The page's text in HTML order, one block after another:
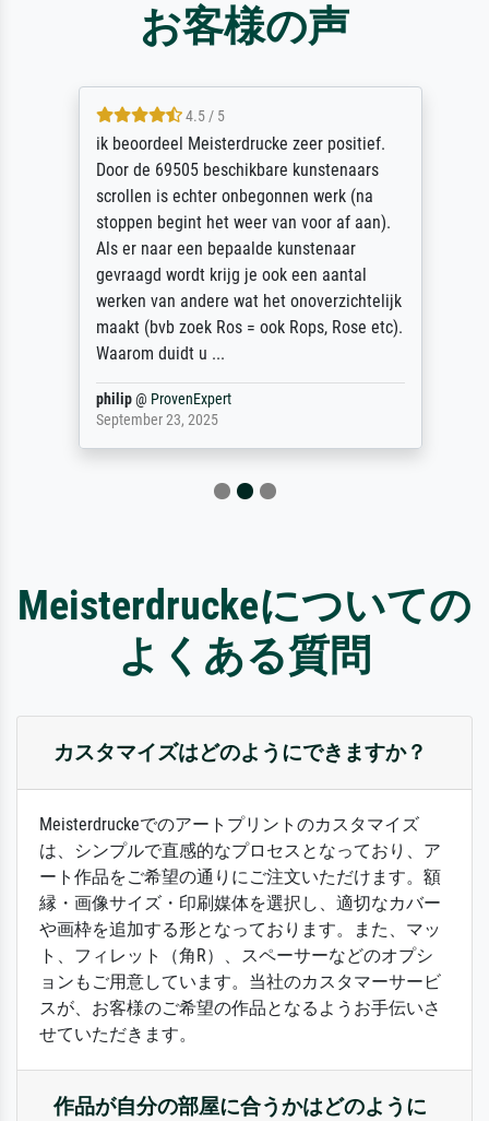
お客様の声
4.5 / 5
ik beoordeel Meisterdrucke zeer positief.
Door de 69505 beschikbare kunstenaars
scrollen is echter onbegonnen werk (na
stoppen begint het weer van voor af aan).
Als er naar een bepaalde kunstenaar
gevraagd wordt krijg je ook een aantal
werken van andere wat het onoverzichtelijk
maakt (bvb zoek Ros = ook Rops, Rose etc).
Waarom duidt u ...
philip@ProvenExpert
September 23, 2025
Meisterdruckeについての
よくある質問
カスタマイズはどのようにできますか？
Meisterdruckeでのアートプリントのカスタマイズ
は、シンプルで直感的なプロセスとなっており、ア
ート作品をご希望の通りにご注文いただけます。額
縁・画像サイズ・印刷媒体を選択し、適切なカバー
や画枠を追加する形となっております。また、マッ
ト、フィレット（角R）、スペーサーなどのオプシ
ョンもご用意しています。当社のカスタマーサービ
スが、お客様のご希望の作品となるようお手伝いさ
せていただきます。
作品が自分の部屋に合うかはどのように